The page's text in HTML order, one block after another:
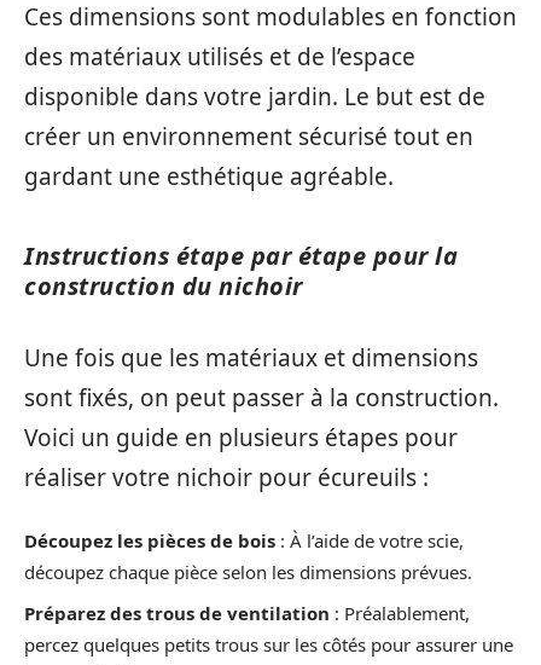
Ces dimensions sont modulables en fonction
des matériaux utilisés et de l’espace
disponible dans votre jardin. Le but est de
créer un environnement sécurisé tout en
gardant une esthétique agréable.
Instructions étape par étape pour la
construction du nichoir
Une fois que les matériaux et dimensions
sont fixés, on peut passer à la construction.
Voici un guide en plusieurs étapes pour
réaliser votre nichoir pour écureuils :
Découpez les pièces de bois : À l’aide de votre scie,
découpez chaque pièce selon les dimensions prévues.
Préparez des trous de ventilation : Préalablement,
percez quelques petits trous sur les côtés pour assurer une